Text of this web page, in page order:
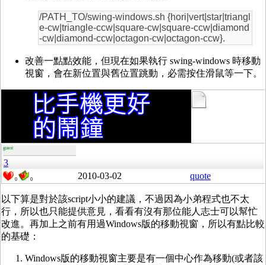
/PATH_TO/swing-windows.sh {hori|vert|star|triangl
e-cw|triangle-ccw|square-cw|square-ccw|diamond
-cw|diamond-ccw|octagon-cw|octagon-ccw}.
改善一點點效能，但現在如果執行 swing-windows 時移動
視窗，會在新位置與舊位置跳動，必需按住滑鼠等一下。
guest
3
0 0 2010-03-02 quote
以下算是對於該script小小的建議，不過因為小弟程式也不太
行，所以也只能提供意見，看看有沒有那位能人志士可以幫忙
改進。再加上之前有用過Windows版的移動視窗，所以有點比較
的基礎：
Windows版的移動視窗主要是有一個中心作為移動(或者該